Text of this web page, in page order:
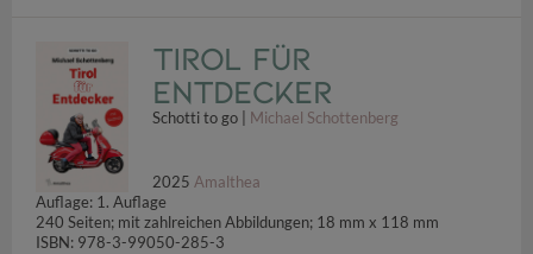
Tirol für
Entdecker
Schotti to go | Michael Schottenberg
2025 Amalthea
Auflage: 1. Auflage
240 Seiten; mit zahlreichen Abbildungen; 18 mm x 118 mm
ISBN: 978-3-99050-285-3